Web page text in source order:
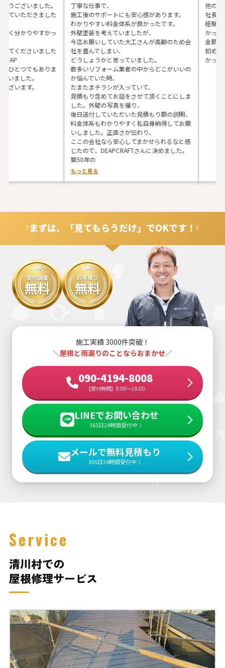
いました。
だきました
りやすかっ
さいました
でもありま
た。
す。
丁寧な仕事で、
施工後のサポートにも安心感があります。
わかりやすい料金体系が良かったです。
外壁塗装を考えていましたが、
今迄お願いしていた大工さんが高齢のため会
社を畳んでしまい、
どうしょうかと思っていました。
数多いリフォーム業者の中からどこがいいの
か悩んでいた時、
たまたまチラシが入っていて、
見積もり含めてお話をさせて頂くことにしま
した。外壁の写真を撮り、
後日送付していただいた見積もり額の説明、
料金体系もわかりやすく私自身納得してお願
いしました。正直さが伝わり、
ここの会社なら安心してまかせられるなと感
じたので、DEAPCRAFTさんに決めました。
築50年の
もっと見る
他の業者さ
社長の馬場
経験がある
かったです。
金額も予算内
初めてお会
かったです
まずは、「見てもらうだけ」でOKです！
現地調査
無料
お見積り
無料
施工実績 3000件突破！
＼屋根と雨漏りのことならおまかせ／
090-4194-8008
【受付時間】8:00～18:00
LINEでお問い合わせ
365日24時間受付中！
メールで無料見積もり
365日24時間受付中！
Service
清川村での
屋根修理サービス